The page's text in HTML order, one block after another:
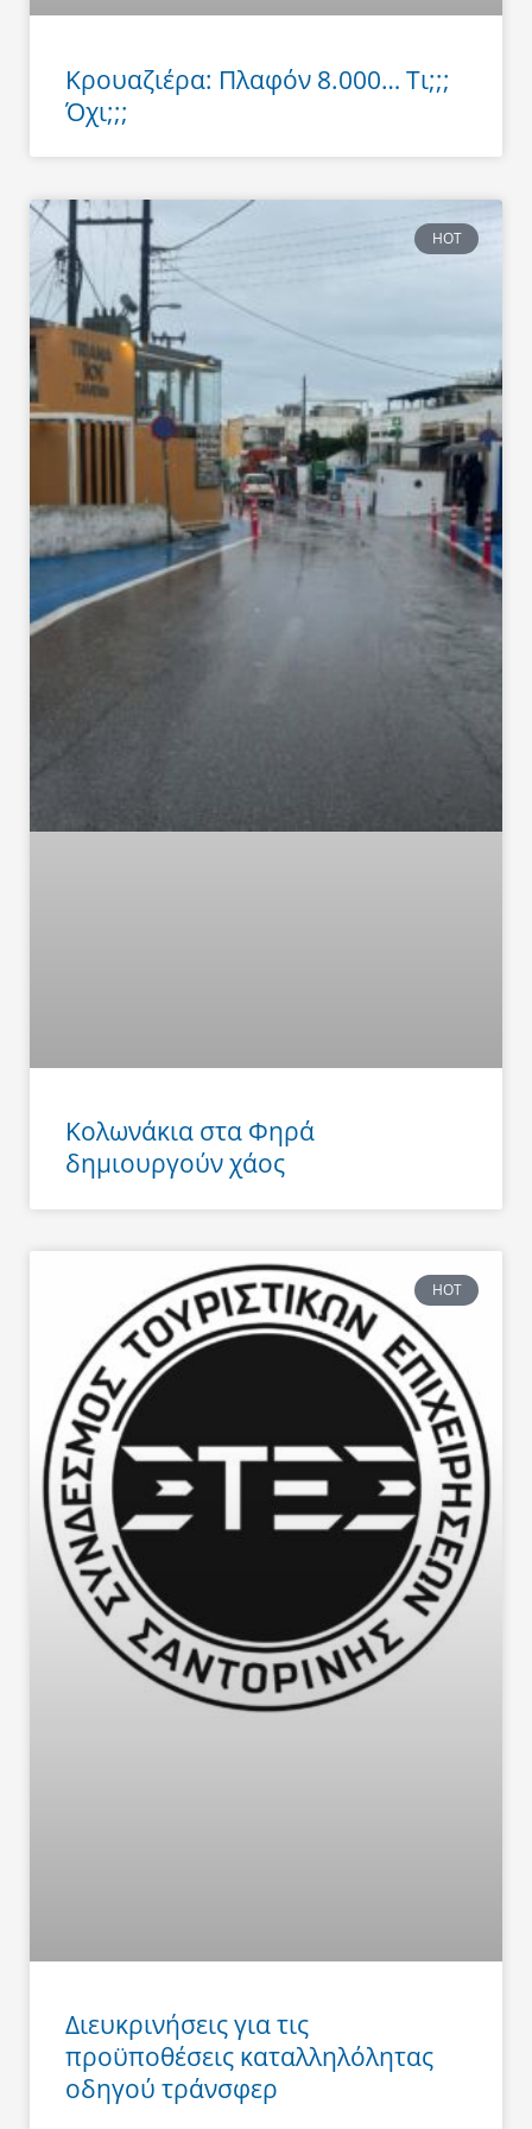
Κρουαζιέρα: Πλαφόν 8.000… Τι;;;
Όχι;;;
HOT
Κολωνάκια στα Φηρά
δημιουργούν χάος
HOT
Διευκρινήσεις για τις
προϋποθέσεις καταλληλόλητας
οδηγού τράνσφερ